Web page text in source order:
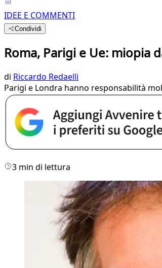
IDEE E COMMENTI
Condividi
Roma, Parigi e Ue: miopia
di Riccardo Redaelli
Parigi e Londra hanno responsabilità
3 min di lettura